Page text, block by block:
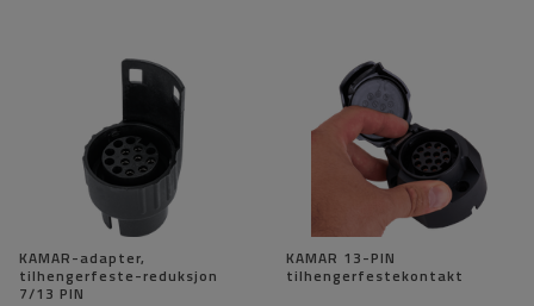
KAMAR-adapter,
tilhengerfeste-reduksjon
7/13 PIN
KAMAR 13-PIN
tilhengerfestekontakt